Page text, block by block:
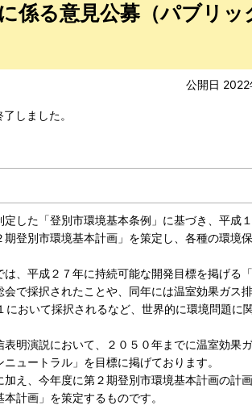
係る意見公募（パブリッ
公開日
しました。
した「登別市環境基本条例」に基づき、平成
登別市環境基本計画」を策定し、各種の環境
、平成２７年に持続可能な開発目標を掲げる
で採択されたことや、同年には温室効果ガス
おいて採択されるなど、世界的に環境問題に
明演説において、２０５０年までに温室効果
ュートラル」を目標に掲げております。
え、今年度に第２期登別市環境基本計画の計
計画」を策定するものです。